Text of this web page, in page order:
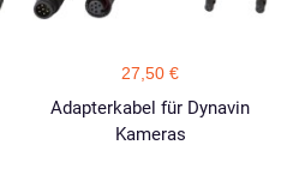
27,50 €
Adapterkabel für Dynavin
Kameras